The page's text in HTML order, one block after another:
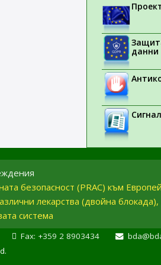
данни
безопасност (PRAC) към
лекарства (двойна блокада),
система
Fax: +359 2 8903434